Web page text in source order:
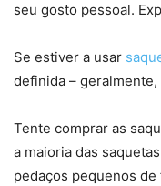
seu gosto pessoal.
Se estiver a usar
definida –
Tente comprar as
a maioria das
pedaços pequenos